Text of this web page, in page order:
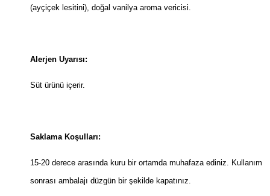
(ayçiçek lesitini), doğal vanilya aroma vericisi.
Alerjen Uyarısı:
Süt ürünü içerir.
Saklama Koşulları:
15-20 derece arasında kuru bir ortamda muhafaza ediniz. Kullanım
sonrası ambalajı düzgün bir şekilde kapatınız.